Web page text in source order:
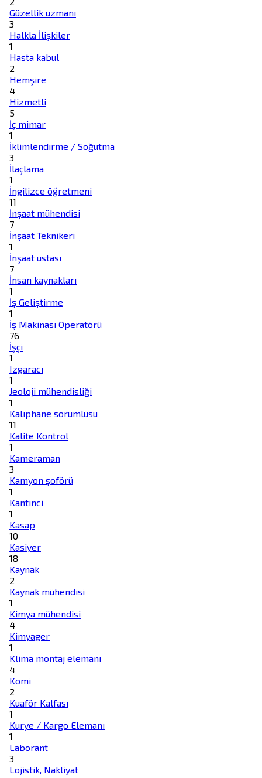
Güzellik uzmanı
3
Halkla İlişkiler
1
Hasta kabul
2
Hemşire
4
Hizmetli
5
İç mimar
1
İklimlendirme / Soğutma
3
İlaçlama
1
İngilizce öğretmeni
11
İnşaat mühendisi
7
İnşaat Teknikeri
1
İnşaat ustası
7
İnsan kaynakları
1
İş Geliştirme
1
İş Makinası Operatörü
76
İşçi
1
Izgaracı
1
Jeoloji mühendisliği
1
Kalıphane sorumlusu
11
Kalite Kontrol
1
Kameraman
3
Kamyon şoförü
1
Kantinci
1
Kasap
10
Kasiyer
18
Kaynak
2
Kaynak mühendisi
1
Kimya mühendisi
4
Kimyager
1
Klima montaj elemanı
4
Komi
2
Kuaför Kalfası
1
Kurye / Kargo Elemanı
1
Laborant
3
Lojistik, Nakliyat